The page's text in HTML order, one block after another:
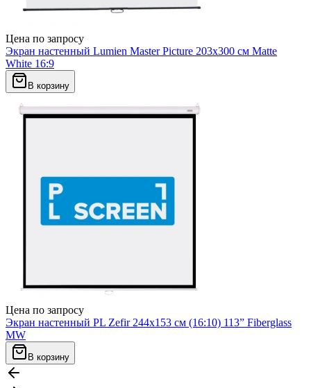
Цена по запросу
Экран настенный Lumien Master Picture 203х300 см Matte
White 16:9
В корзину
Цена по запросу
Экран настенный PL Zefir 244x153 см (16:10) 113” Fiberglass
MW
В корзину